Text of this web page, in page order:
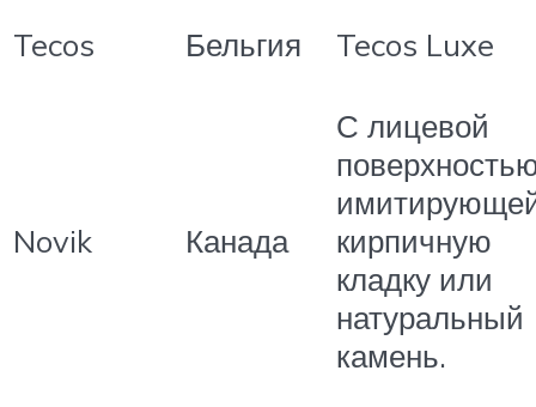
Tecos Бельгия Tecos Luxe
Novik Канада
С лицевой
кирпичную
кладку или
натуральный
камень.